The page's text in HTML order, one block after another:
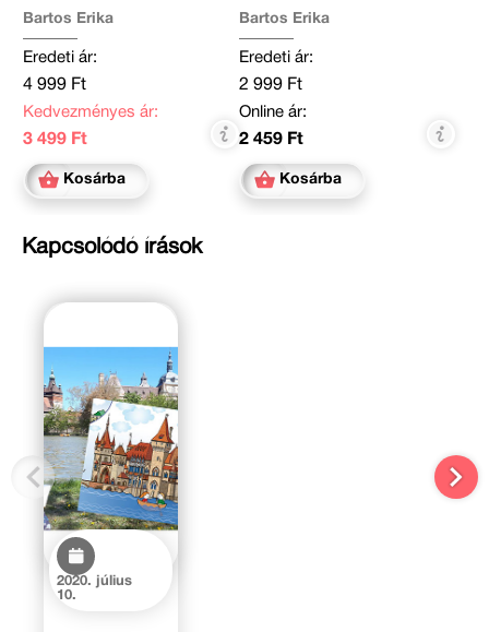
Bartos Erika
Eredeti ár:
4 999 Ft
Kedvezményes ár:
3 499 Ft
Kosárba
Bartos Erika
Eredeti ár:
2 999 Ft
Online ár:
2 459 Ft
Kosárba
Kapcsolódó írások
2020. július
10.